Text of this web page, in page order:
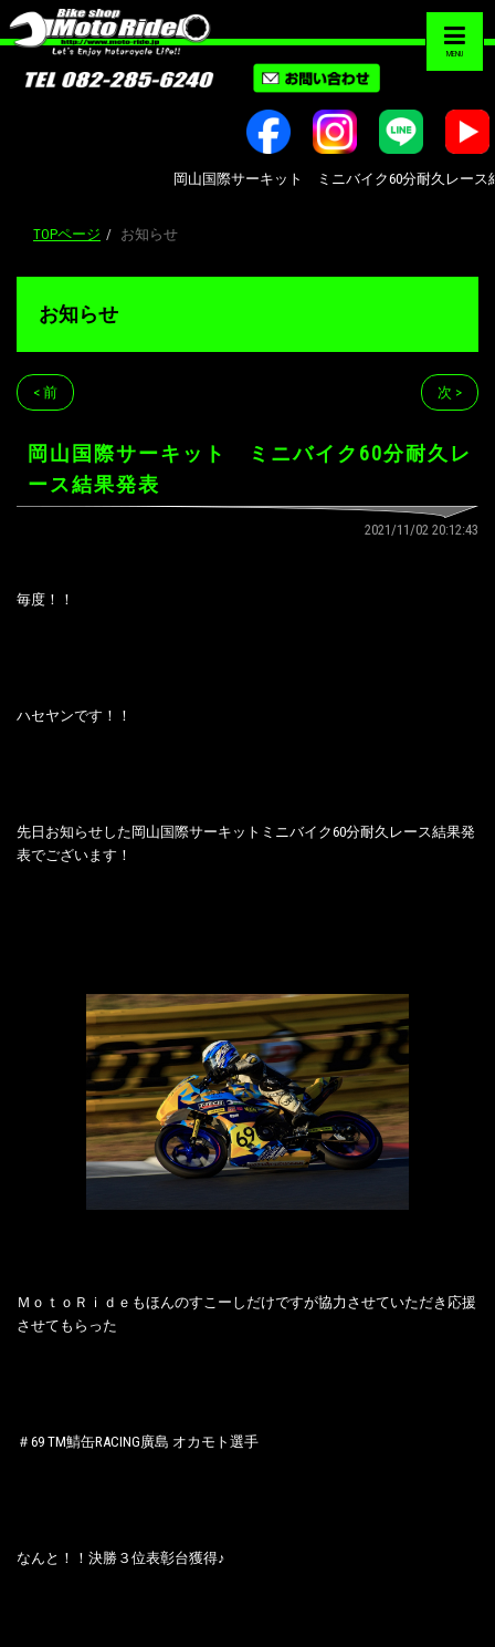
MENU
岡山国際サーキット ミニバイク60分耐久レース結
TOPページ お知らせ
お知らせ
< 前 次 >
岡山国際サーキット ミニバイク60分耐久レ
ース結果発表
2021/11/02 20:12:43
毎度！！
ハセヤンです！！
先日お知らせした岡山国際サーキットミニバイク60分耐久レース結果発
表でございます！
ＭｏｔｏＲｉｄｅもほんのすこーしだけですが協力させていただき応援
させてもらった
＃69 TM鯖缶RACING廣島 オカモト選手
なんと！！決勝３位表彰台獲得♪